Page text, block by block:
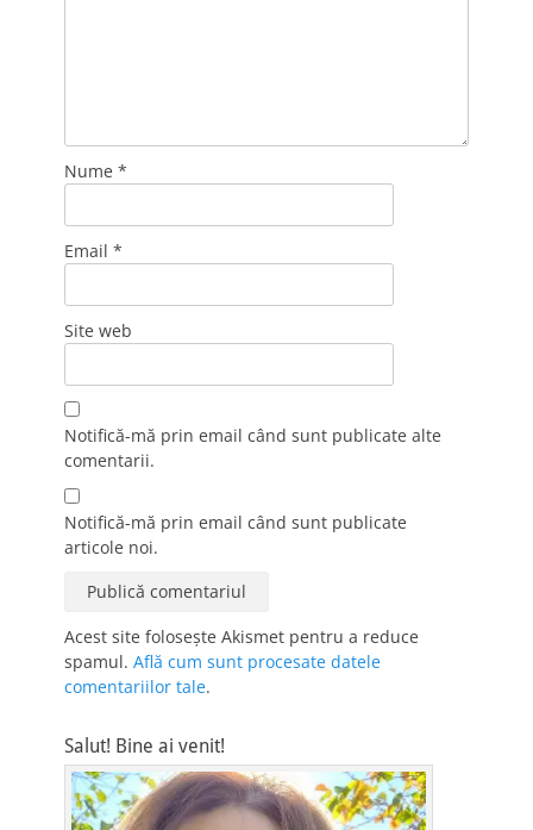
Nume *
Email *
Site web
Notifică-mă prin email când sunt publicate alte
comentarii.
Notifică-mă prin email când sunt publicate
articole noi.
Acest site folosește Akismet pentru a reduce
spamul. Află cum sunt procesate datele
comentariilor tale.
Salut! Bine ai venit!